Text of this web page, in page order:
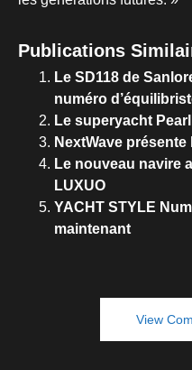
Publications
Le SD118 de
numéro
Le superyacht
NextWave
Le nouveau navire
LUXUO
YACHT STYLE
maintenant
View